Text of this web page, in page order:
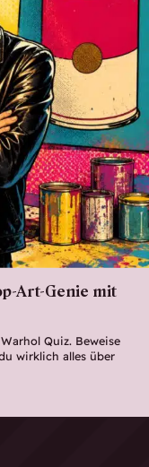
Art-Genie mit
Quiz. Beweise
wirklich alles über